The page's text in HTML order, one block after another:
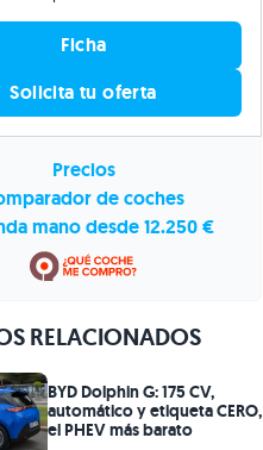
Ficha
Solicita tu oferta
Precios
de coches
mano desde 12.250 €
RELACIONADOS
BYD Dolphin G: 175 CV,
automático y etiqueta CERO,
el PHEV más barato